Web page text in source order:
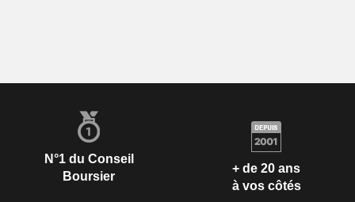
N°1 du Conseil
Boursier
+ de 20 ans
à vos côtés